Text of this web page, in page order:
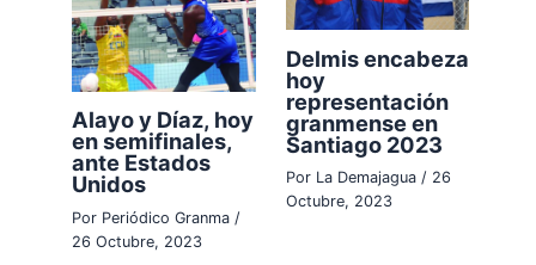
Alayo y Díaz, hoy
en semifinales,
ante Estados
Unidos
Por Periódico Granma /
26 Octubre, 2023
Delmis encabeza
hoy
representación
granmense en
Santiago 2023
Por La Demajagua / 26
Octubre, 2023